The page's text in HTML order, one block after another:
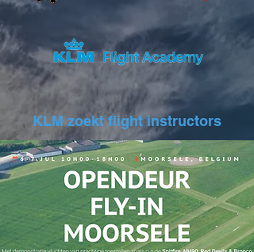
KLM zoekt flight instructors